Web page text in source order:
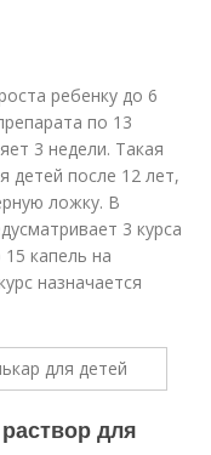
ребенку до 6
по 13
3 недели. Такая
детей после 12 лет,
ложку. В
3 курса
капель на
назначается
для